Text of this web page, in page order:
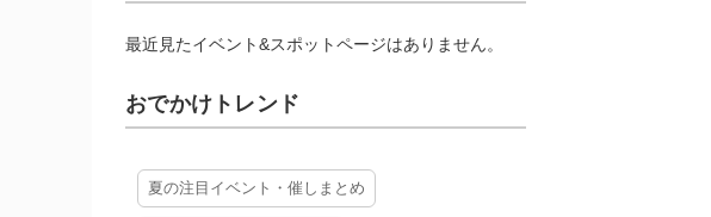
最近見たイベント&スポットページはありません。
おでかけトレンド
夏の注目イベント・催しまとめ